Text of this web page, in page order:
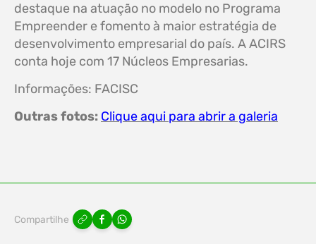
destaque na atuação no modelo no Programa
Empreender e fomento à maior estratégia de
desenvolvimento empresarial do país. A ACIRS
conta hoje com 17 Núcleos Empresarias.
Informações: FACISC
Outras fotos: Clique aqui para abrir a galeria
Compartilhe